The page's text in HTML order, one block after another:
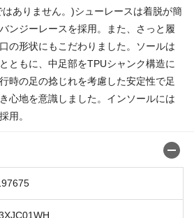
ありません。)シューレースは着脱が簡
ンジーレースを採用。また、さっと履
の形状にもこだわりました。ソールは
ともに、中足部をTPUシャンク構造に
時の足の捻じれを考慮した安定性で足
心地を意識しました。インソールには
用。